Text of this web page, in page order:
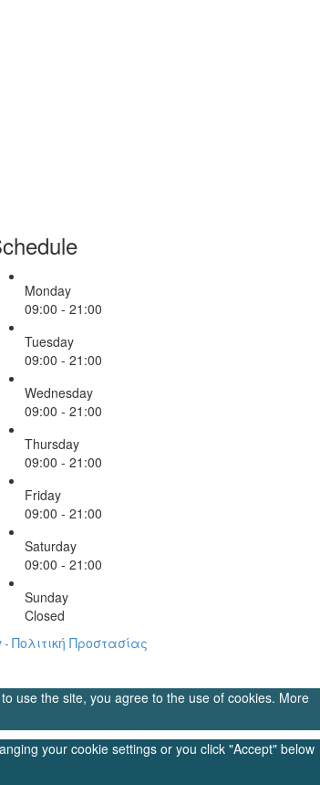
Monday
09:00 - 21:00
Tuesday
09:00 - 21:00
Wednesday
09:00 - 21:00
Thursday
09:00 - 21:00
Friday
09:00 - 21:00
Saturday
09:00 - 21:00
Sunday
Closed
- Πολιτική Προστασίας
use the site, you agree to the use of cookies. More
your cookie settings or you click "Accept" below